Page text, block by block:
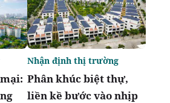
Phân khúc biệt thự,
liền kề bước vào nhịp
Nhận định thị trường